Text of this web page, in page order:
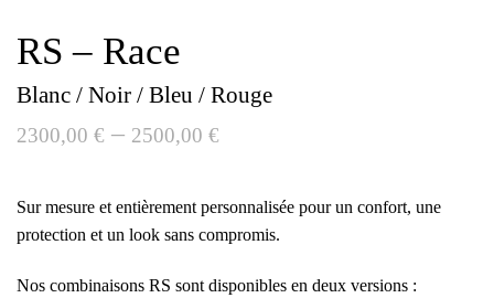
RS – Race
Blanc / Noir / Bleu / Rouge
2300,00 € – 2500,00 €
Sur mesure et entièrement personnalisée pour un confort, une
protection et un look sans compromis.
Nos combinaisons RS sont disponibles en deux versions :